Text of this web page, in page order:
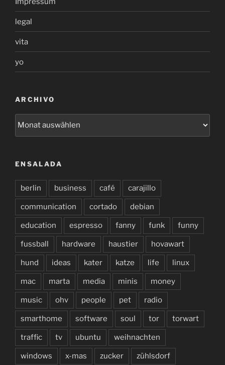
legal
vita
yo
ARCHIVO
ENSALADA
berlin business café carajillo
communication cortado debian
education espresso fanny funk funny
fussball hardware haustier hovawart
hund ideas kater katze life linux
mac marta media minis money
music ohv people pet radio
smarthome software soul tor torwart
traffic tv ubuntu weihnachten
windows x-mas zucker zühlsdorf